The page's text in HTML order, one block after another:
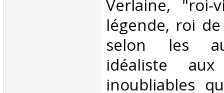
Verlaine, "roi-
légende, roi
selon les
idéaliste
inoubliables